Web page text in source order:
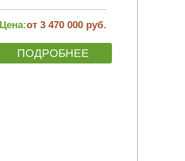
Цена:от 3 470 000 руб.
ПОДРОБНЕЕ